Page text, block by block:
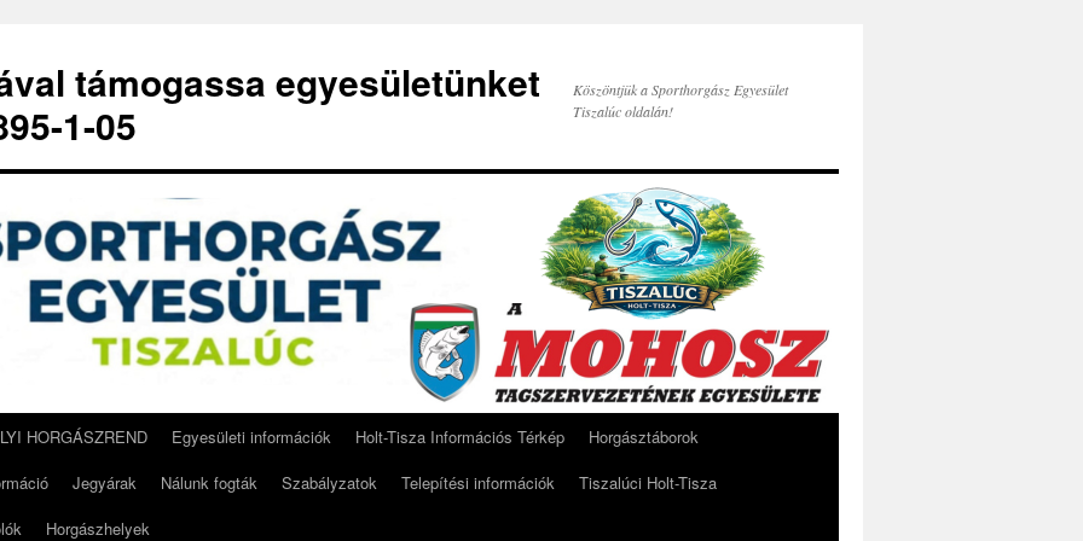
támogassa egyesületünket
1-05
Köszöntjük a Sporthorgász Egyesület
Tiszalúc oldalán!
HORGÁSZREND Egyesületi információk Holt-Tisza Információs Térkép
Horgásztáborok
Jegyárak Nálunk fogták Szabályzatok Telepítési információk
Tiszalúci Holt-Tisza
Horgászhelyek